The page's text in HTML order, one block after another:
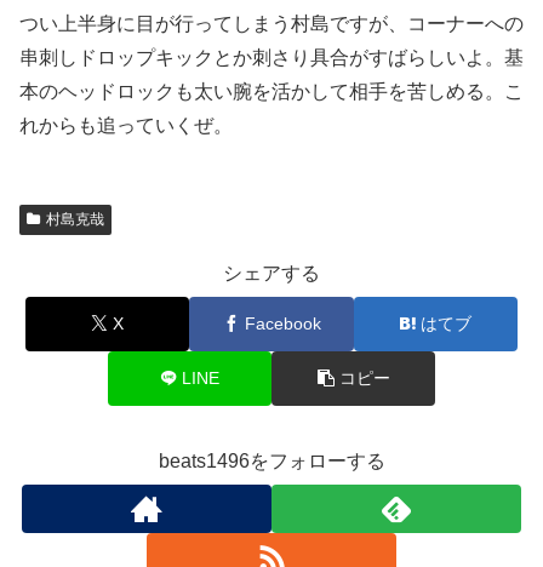
つい上半身に目が行ってしまう村島ですが、コーナーへの
串刺しドロップキックとか刺さり具合がすばらしいよ。基
本のヘッドロックも太い腕を活かして相手を苦しめる。こ
れからも追っていくぜ。
村島克哉
シェアする
X Facebook はてブ
LINE コピー
beats1496をフォローする